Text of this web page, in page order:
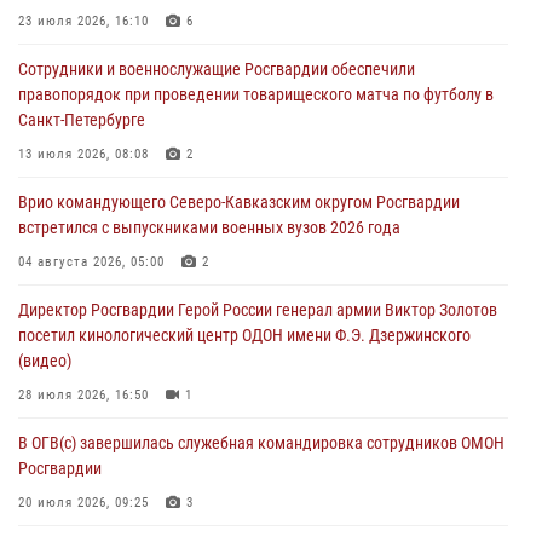
семинар по вопросам развития вневедомственной охраны
06 августа 2026, 14:47 10 1
В Брянске сотрудники и военнослужащие Росгвардии почтили
память Героя России Олега Визнюка
В кинологическом центре Уральского округа Росгвардии почтили
память товарищей, погибших при исполнении воинского долга
В Центральном округе Росгвардии прошли мероприятия к
108‑летию генерала армии И.К. Яковлева
06 августа 2026, 13:24
23 июля 2026, 16:10 6
Сотрудники и военнослужащие Росгвардии обеспечили
правопорядок при проведении товарищеского матча по футболу в
Санкт-Петербурге
13 июля 2026, 08:08 2
Врио командующего Северо-Кавказским округом Росгвардии
встретился с выпускниками военных вузов 2026 года
04 августа 2026, 05:00 2
Директор Росгвардии Герой России генерал армии Виктор Золотов
посетил кинологический центр ОДОН имени Ф.Э. Дзержинского
(видео)
28 июля 2026, 16:50 1
В ОГВ(с) завершилась служебная командировка сотрудников ОМОН
Росгвардии
20 июля 2026, 09:25 3